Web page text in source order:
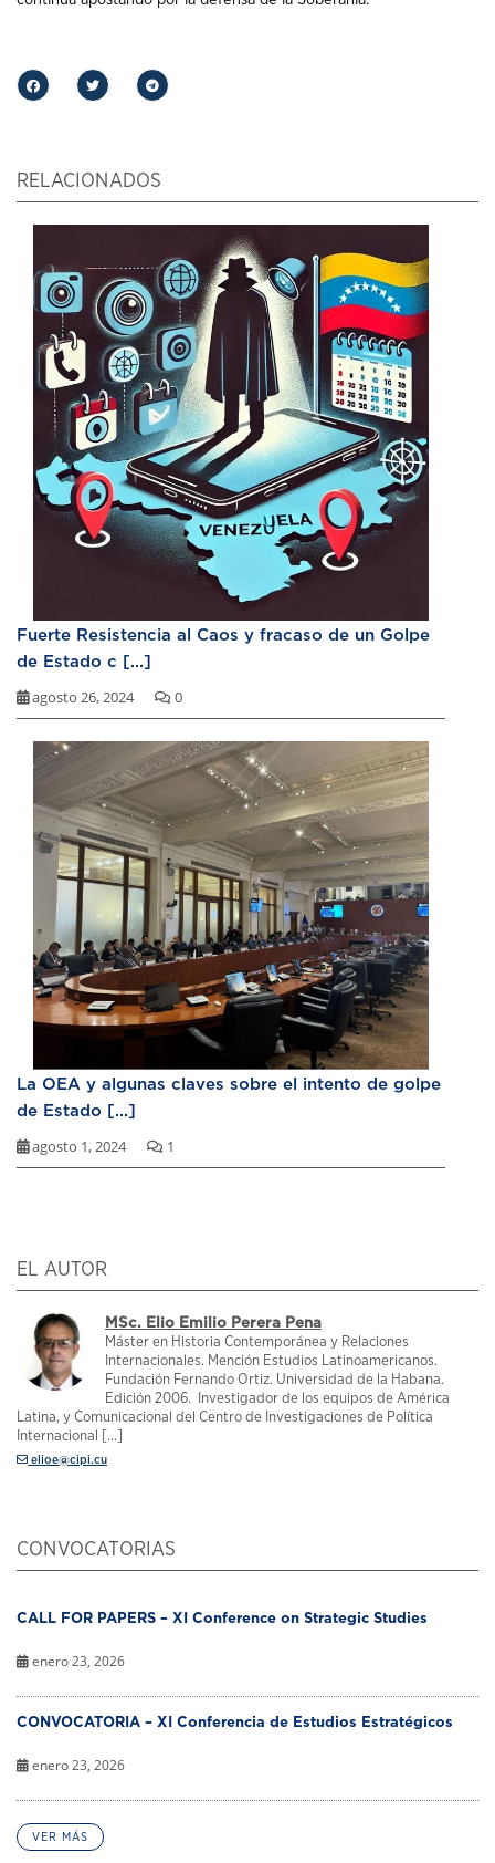
RELACIONADOS
Fuerte Resistencia al Caos y fracaso de un Golpe
de Estado c [...]
agosto 26, 2024 0
La OEA y algunas claves sobre el intento de golpe
de Estado [...]
agosto 1, 2024 1
EL AUTOR
MSc. Elio Emilio Perera Pena
Máster en Historia Contemporánea y Relaciones
Internacionales. Mención Estudios Latinoamericanos.
Fundación Fernando Ortiz. Universidad de la Habana.
Edición 2006. Investigador de los equipos de América
Latina, y Comunicacional del Centro de Investigaciones de Política
Internacional [...]
elioe@cipi.cu
CONVOCATORIAS
CALL FOR PAPERS – XI Conference on Strategic Studies
enero 23, 2026
CONVOCATORIA – XI Conferencia de Estudios Estratégicos
enero 23, 2026
VER MÁS